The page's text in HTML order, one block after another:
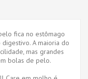
fica no estômago
A maioria do
mas grandes
bolas de pelo.